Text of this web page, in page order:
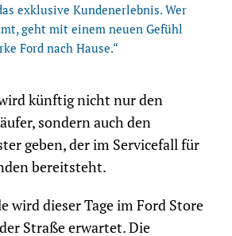
exklusive Kundenerlebnis. Wer
geht mit einem neuen Gefühl
Ford nach Hause.“
künftig nicht nur den
sondern auch den
geben, der im Servicefall für
bereitsteht.
wird dieser Tage im Ford Store
Straße erwartet. Die